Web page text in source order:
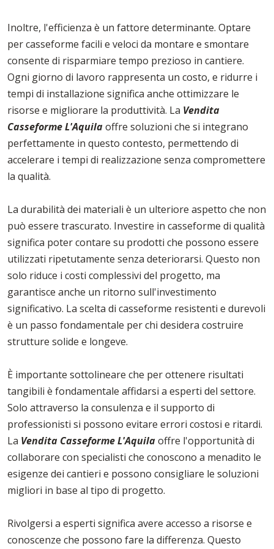
Inoltre, l'efficienza è un fattore determinante. Optare
per casseforme facili e veloci da montare e smontare
consente di risparmiare tempo prezioso in cantiere.
Ogni giorno di lavoro rappresenta un costo, e ridurre i
tempi di installazione significa anche ottimizzare le
risorse e migliorare la produttività. La Vendita
Casseforme L'Aquilaoffre soluzioni che si integrano
perfettamente in questo contesto, permettendo di
accelerare i tempi di realizzazione senza compromettere
la qualità.
La durabilità dei materiali è un ulteriore aspetto che non
può essere trascurato. Investire in casseforme di qualità
significa poter contare su prodotti che possono essere
utilizzati ripetutamente senza deteriorarsi. Questo non
solo riduce i costi complessivi del progetto, ma
garantisce anche un ritorno sull'investimento
significativo. La scelta di casseforme resistenti e durevoli
è un passo fondamentale per chi desidera costruire
strutture solide e longeve.
È importante sottolineare che per ottenere risultati
tangibili è fondamentale affidarsi a esperti del settore.
Solo attraverso la consulenza e il supporto di
professionisti si possono evitare errori costosi e ritardi.
La Vendita Casseforme L'Aquilaoffre l'opportunità di
collaborare con specialisti che conoscono a menadito le
esigenze dei cantieri e possono consigliare le soluzioni
migliori in base al tipo di progetto.
Rivolgersi a esperti significa avere accesso a risorse e
conoscenze che possono fare la differenza. Questo